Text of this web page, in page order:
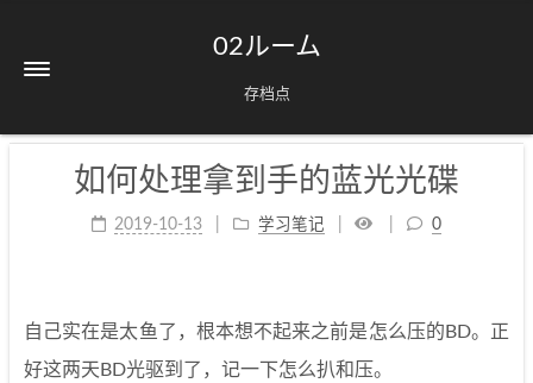
02ルーム
存档点
如何处理拿到手的蓝光光碟
2019-10-13 学习笔记 0
自己实在是太鱼了，根本想不起来之前是怎么压的BD。正
好这两天BD光驱到了，记一下怎么扒和压。